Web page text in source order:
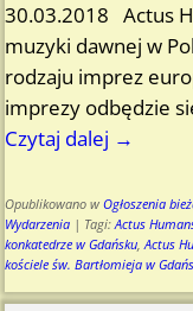
30.03.2018 Actus
muzyki dawnej w
rodzaju imprez
imprezy odbędzie
Czytaj dalej →
Opublikowano w Ogłoszenia
Wydarzenia | Tagi:Actus
konkatedrze w Gdańsku,Actus
kościele św. Bartłomieja w